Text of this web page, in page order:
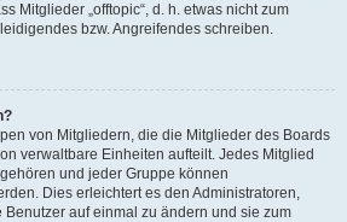
Mitglieder „offtopic“, d. h. etwas nicht zum
bzw. Angreifendes schreiben.
von Mitgliedern, die die Mitglieder des Boards
verwaltbare Einheiten aufteilt. Jedes Mitglied
und jeder Gruppe können
Dies erleichtert es den Administratoren,
Benutzer auf einmal zu ändern und sie zum